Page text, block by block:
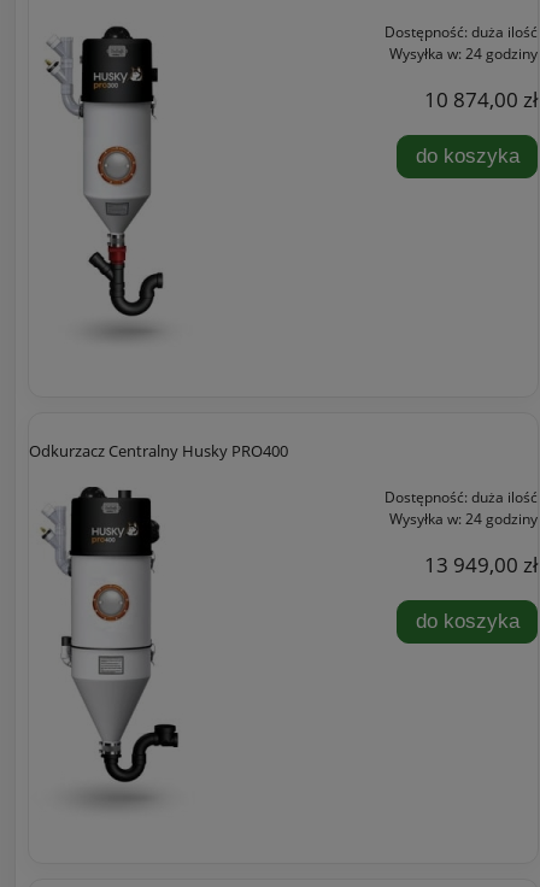
Dostępność: duża ilość
Wysyłka w: 24 godziny
10 874,00 zł
do koszyka
Odkurzacz Centralny Husky PRO400
Dostępność: duża ilość
Wysyłka w: 24 godziny
13 949,00 zł
do koszyka